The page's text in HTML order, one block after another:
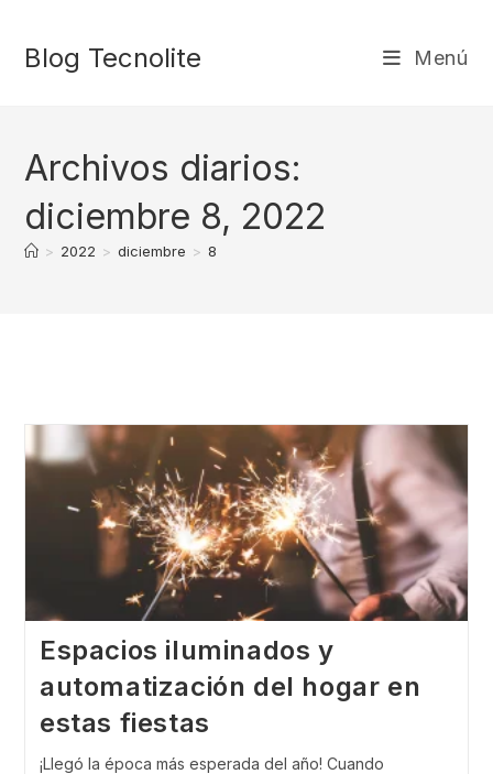
contenido
Blog Tecnolite Menú
Archivos diarios:
diciembre 8, 2022
> 2022 > diciembre > 8
Espacios iluminados y
automatización del hogar en
estas fiestas
¡Llegó la época más esperada del año! Cuando